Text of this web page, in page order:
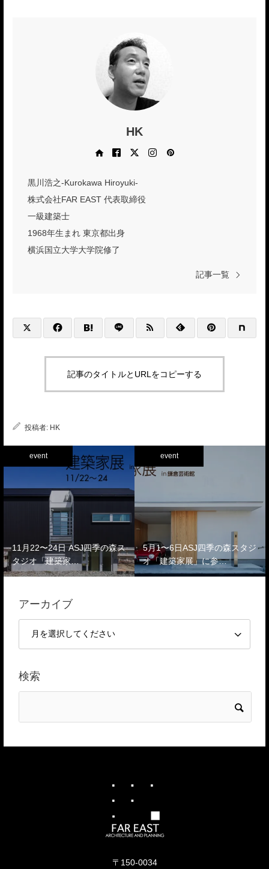
HK
InstagramPinterest
黒川浩之-Kurokawa Hiroyuki-
株式会社FAR EAST 代表取締役
一級建築士
1968年生まれ 東京都出身
横浜国立大学大学院修了
記事一覧
記事のタイトルとURLをコピーする
投稿者: HK
event
11月22〜24日 ASJ四季の森ス
タジオ「建築家…
event
5月1〜6日ASJ四季の森スタジ
オ「建築家展」に参…
アーカイブ
検索
〒150-0034